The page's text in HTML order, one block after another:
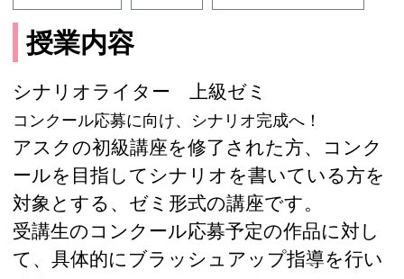
授業内容
シナリオライター 上級ゼミ
コンクール応募に向け、シナリオ完成へ！
アスクの初級講座を修了された方、コンク
ールを目指してシナリオを書いている方を
対象とする、ゼミ形式の講座です。
受講生のコンクール応募予定の作品に対し
て、具体的にブラッシュアップ指導を行い